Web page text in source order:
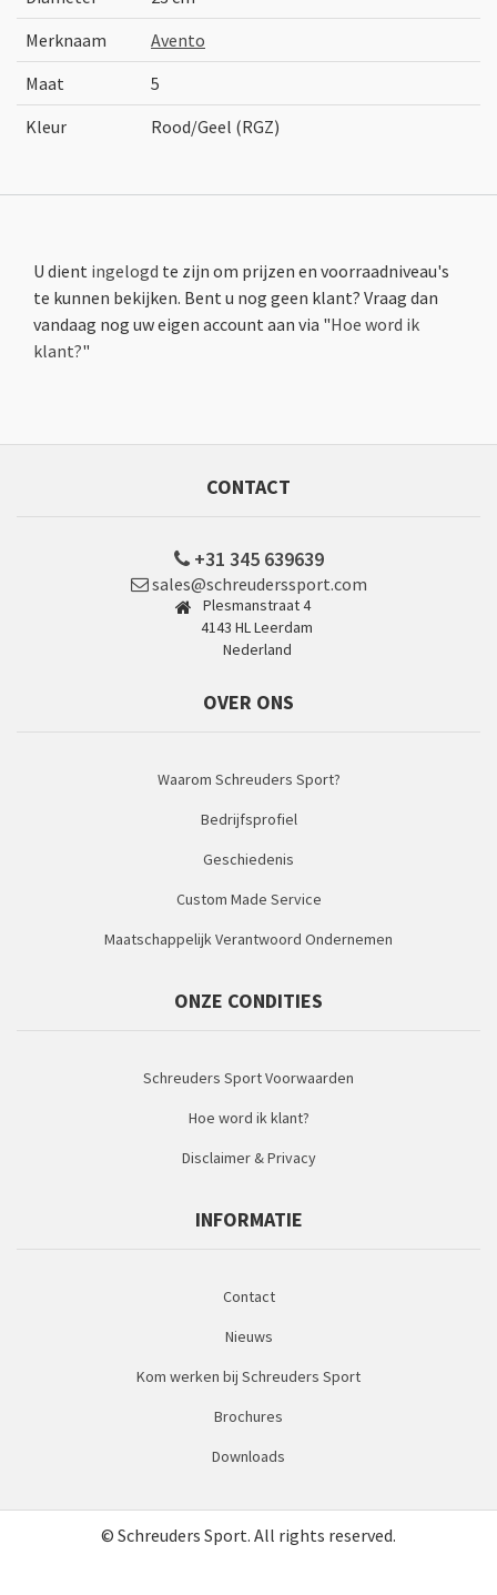
Merknaam
Avento
Maat
5
Kleur
Rood/Geel (RGZ)
U dient ingelogd te zijn om prijzen en voorraadniveau's
te kunnen bekijken. Bent u nog geen klant? Vraag dan
vandaag nog uw eigen account aan via "Hoe word ik
klant?"
CONTACT
+31 345 639639
sales@schreuderssport.com
Plesmanstraat 4
4143 HL Leerdam
Nederland
OVER ONS
Waarom Schreuders Sport?
Bedrijfsprofiel
Geschiedenis
Custom Made Service
Maatschappelijk Verantwoord Ondernemen
ONZE CONDITIES
Schreuders Sport Voorwaarden
Hoe word ik klant?
Disclaimer & Privacy
INFORMATIE
Contact
Nieuws
Kom werken bij Schreuders Sport
Brochures
Downloads
© Schreuders Sport. All rights reserved.